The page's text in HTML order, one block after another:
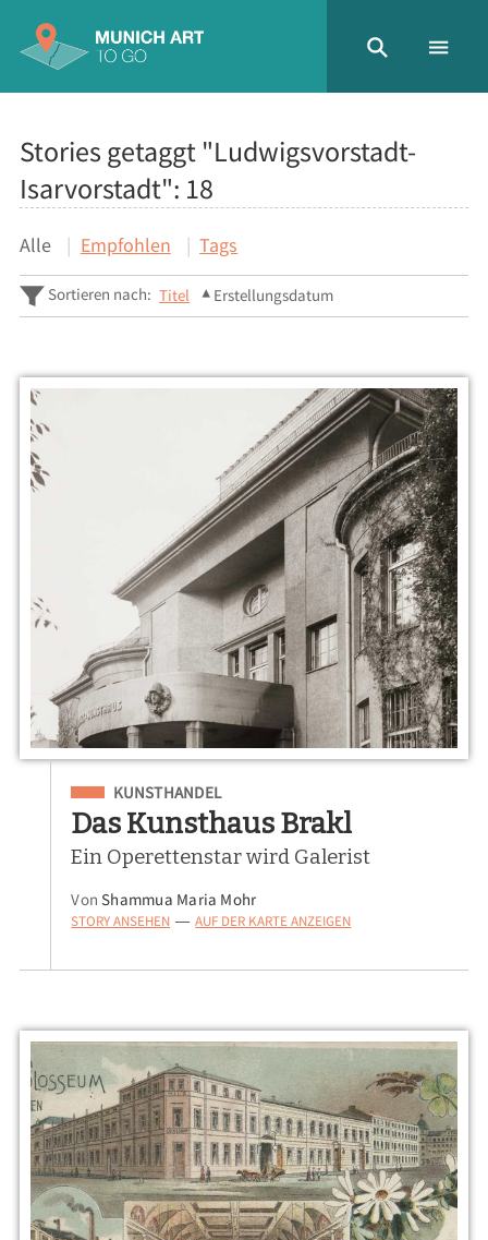
Stories getaggt "Ludwigsvorstadt-
Isarvorstadt": 18
Alle Empfohlen Tags
Sortieren nach: Titel Erstellungsdatum
Eingeordnet unter
KUNSTHANDEL
Das Kunsthaus Brakl
Ein Operettenstar wird Galerist
VonShammua Maria Mohr
STORY ANSEHEN — AUF DER KARTE ANZEIGEN